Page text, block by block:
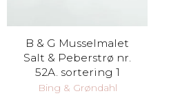
B & G Musselmalet
Salt & Peberstrø nr.
52A. sortering 1
Bing & Grøndahl